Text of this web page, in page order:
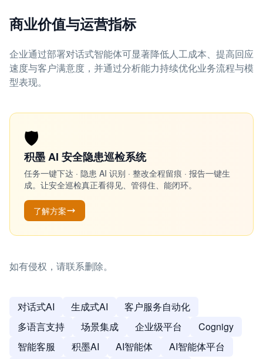
商业价值与运营指标
企业通过部署对话式智能体可显著降低人工成本、提高回应
速度与客户满意度，并通过分析能力持续优化业务流程与模
型表现。
🛡️
积墨 AI 安全隐患巡检系统
任务一键下达 · 隐患 AI 识别 · 整改全程留痕 · 报告一键生
成。让安全巡检真正看得见、管得住、能闭环。
了解方案
如有侵权，请联系删除。
对话式AI 生成式AI
客户服务自动化
多语言支持
场景集成 企业级平台
Cognigy
智能客服
积墨AI AI智能体
AI智能体平台